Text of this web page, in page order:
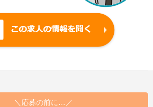
＼応募の前に…／